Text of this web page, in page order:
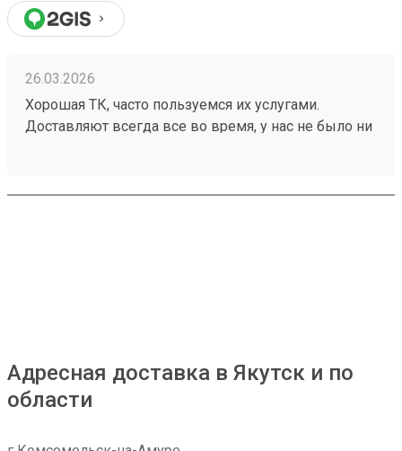
26.03.2026
Хорошая ТК, часто пользуемся их услугами.
Доставляют всегда все во время, у нас не было ни
менеджеры оперативно отвечают. Нет навязанных
Адресная доставка в Якутск и по
области